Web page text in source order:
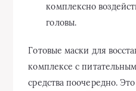
комплексно
головы.
Готовые маски для
комплексе с
средства поочередно.